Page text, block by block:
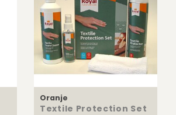
Oranje
Textile Protection Set